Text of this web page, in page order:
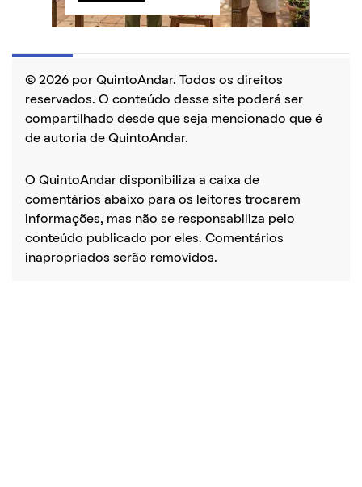
© 2026 por QuintoAndar. Todos os direitos
reservados. O conteúdo desse site poderá ser
compartilhado desde que seja mencionado que é
de autoria de QuintoAndar.
O QuintoAndar disponibiliza a caixa de
comentários abaixo para os leitores trocarem
informações, mas não se responsabiliza pelo
conteúdo publicado por eles. Comentários
inapropriados serão removidos.